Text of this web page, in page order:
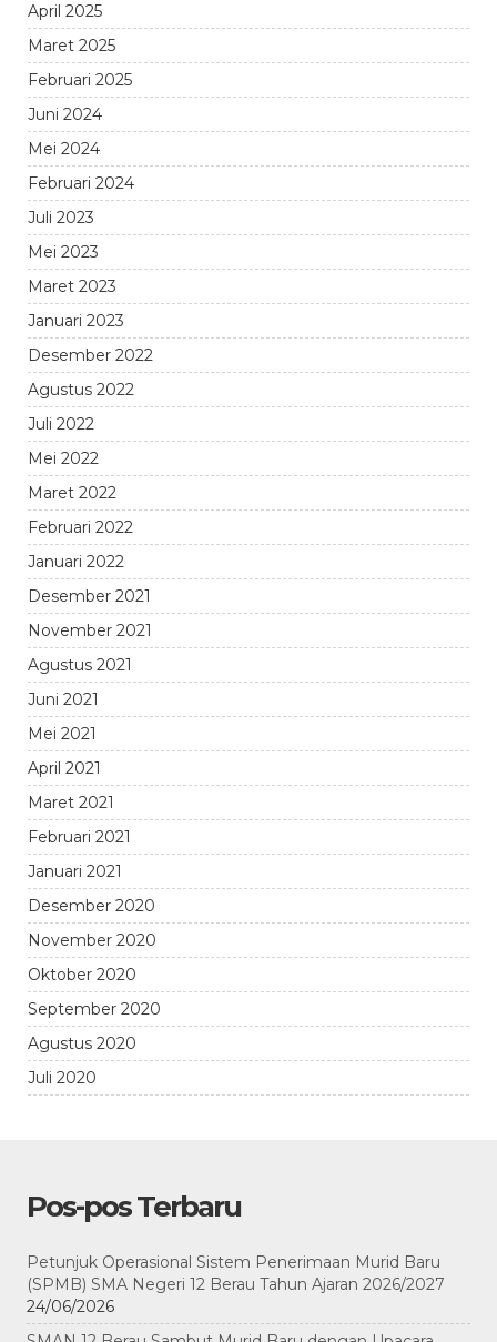
April 2025
Maret 2025
Februari 2025
Juni 2024
Mei 2024
Februari 2024
Juli 2023
Mei 2023
Maret 2023
Januari 2023
Desember 2022
Agustus 2022
Juli 2022
Mei 2022
Maret 2022
Februari 2022
Januari 2022
Desember 2021
November 2021
Agustus 2021
Juni 2021
Mei 2021
April 2021
Maret 2021
Februari 2021
Januari 2021
Desember 2020
November 2020
Oktober 2020
September 2020
Agustus 2020
Juli 2020
Pos-pos Terbaru
Petunjuk Operasional Sistem Penerimaan Murid Baru
(SPMB) SMA Negeri 12 Berau Tahun Ajaran 2026/2027
24/06/2026